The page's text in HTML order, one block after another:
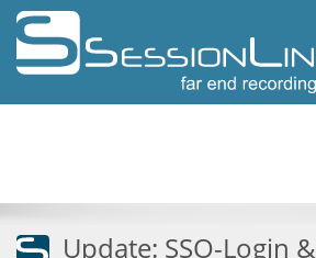
Update: SSO-Login &